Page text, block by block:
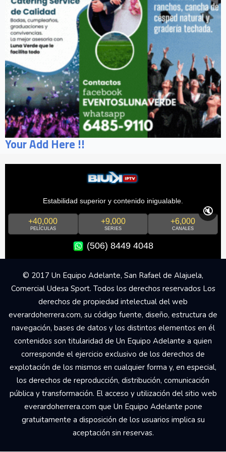
Your Add Here !!
Estabilidad superior y contenido inigualable.
+40,000
PELÍCULAS
+9,000
SERIES
+6,000
CANALES
(506) 8449 4048
🔇
© 2017 Un Equipo Adelante, San Rafael de Alajuela,
Comercial Udesa Sport. Todos los derechos reservados Los
derechos de propiedad intelectual del web
everardoherrera.com, su código fuente, diseño, estructura de
navegación, bases de datos y los distintos elementos en él
contenidos son titularidad de Un Equipo Adelante a quien
corresponde el ejercicio exclusivo de los derechos de
explotación de los mismos en cualquier forma y, en especial,
los derechos de reproducción, distribución, comunicación
pública y transformación. El acceso y utilización del sitio web
everardoherrera.com que Un Equipo Adelante pone
gratuitamente a disposición de los usuarios implica su
aceptación sin reservas.